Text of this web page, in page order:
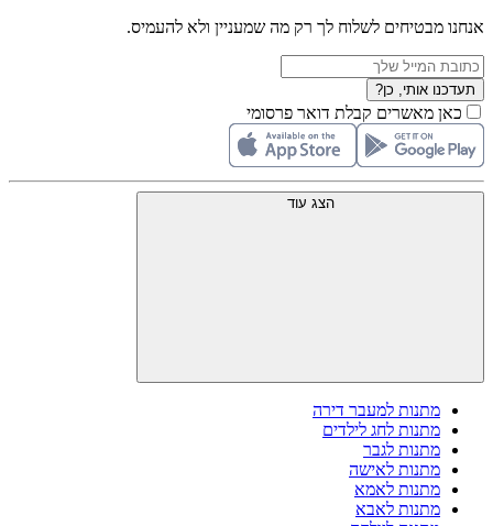
אנחנו מבטיחים לשלוח לך רק מה שמעניין ולא להעמיס.
תעדכנו אותי, כן?
כאן מאשרים קבלת דואר פרסומי
הצג עוד
מתנות למעבר דירה
מתנות לחג לילדים
מתנות לגבר
מתנות לאישה
מתנות לאמא
מתנות לאבא